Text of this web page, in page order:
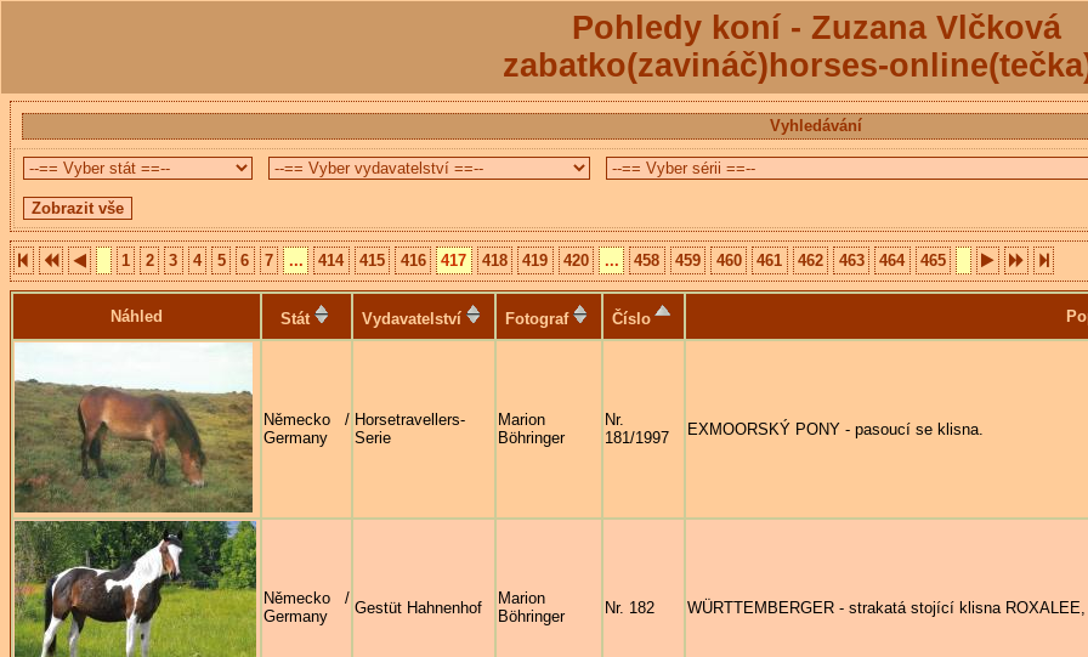
Pohledy koní - Zuzana Vlčková
zabatko(zavináč)horses-
Vyhledávání
1 2 3 4 5 6 7 ... 414 415 416 417 418 419 420 ... 458 459 460 461 462 463 464 465
Náhled Stát Vydavatelství Fotograf Číslo
Německo /
Germany
Horsetravellers-
Serie
Marion
Böhringer
Nr.
181/1997
EXMOORSKÝ PONY - pasoucí se klisna.
Německo /
Germany
Gestüt Hahnenhof
Marion
Böhringer
Nr. 182 WÜRTTEMBERGER - strakatá stojící klisna ROXALEE,